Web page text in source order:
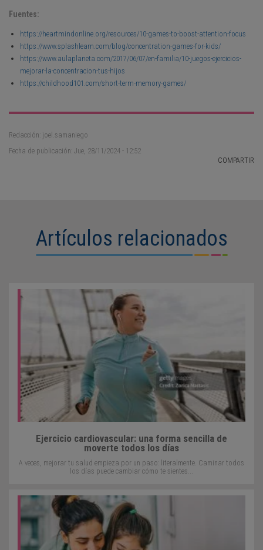
Fuentes:
https://heartmindonline.org/resources/10-games-to-boost-attention-focus
https://www.splashlearn.com/blog/concentration-games-for-kids/
https://www.aulaplaneta.com/2017/06/07/en-familia/10-juegos-ejercicios-
mejorar-la-concentracion-tus-hijos
https://childhood101.com/short-term-memory-games/
Redacción: joel.samaniego
Fecha de publicación: Jue, 28/11/2024 - 12:52
COMPARTIR
Artículos relacionados
Ejercicio cardiovascular: una forma sencilla de
moverte todos los días
A veces, mejorar tu salud empieza por un paso: literalmente. Caminar todos
los días puede cambiar cómo te sientes...